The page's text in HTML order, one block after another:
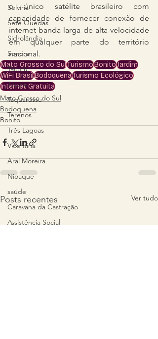
Selvíria
Sete Quedas
Sidrolândia
Sonora
Tacuru
Tacuru
Taquarussu
Terenos
Três Lagoas
Vicentina
Aral Moreira
Nioaque
saúde
Caravana da Castração
Assistência Social
o único satélite brasileiro com
capacidade de fornecer conexão de
internet banda larga de alta velocidade
em qualquer parte do território
nacional.
Mato Grosso do SulTurismoBonitoJardim
WiFi BrasilBodoquenaTurismo Ecológico
Internet Gratuita
Mato Grosso do Sul
Bodoquena
Bonito
Posts recentes Ver tudo